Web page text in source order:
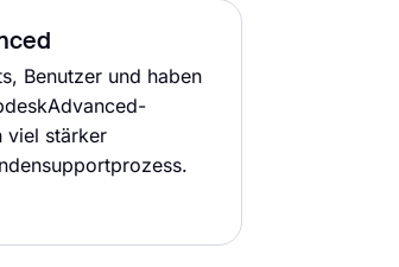
Benutzer und haben
viel stärker